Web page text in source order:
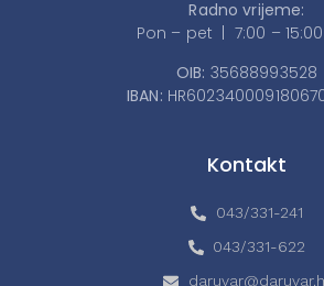
Radno vrijeme:
Pon – pet | 7:00 –
OIB: 35688993528
IBAN:
Kontakt
043/331-241
043/331-622